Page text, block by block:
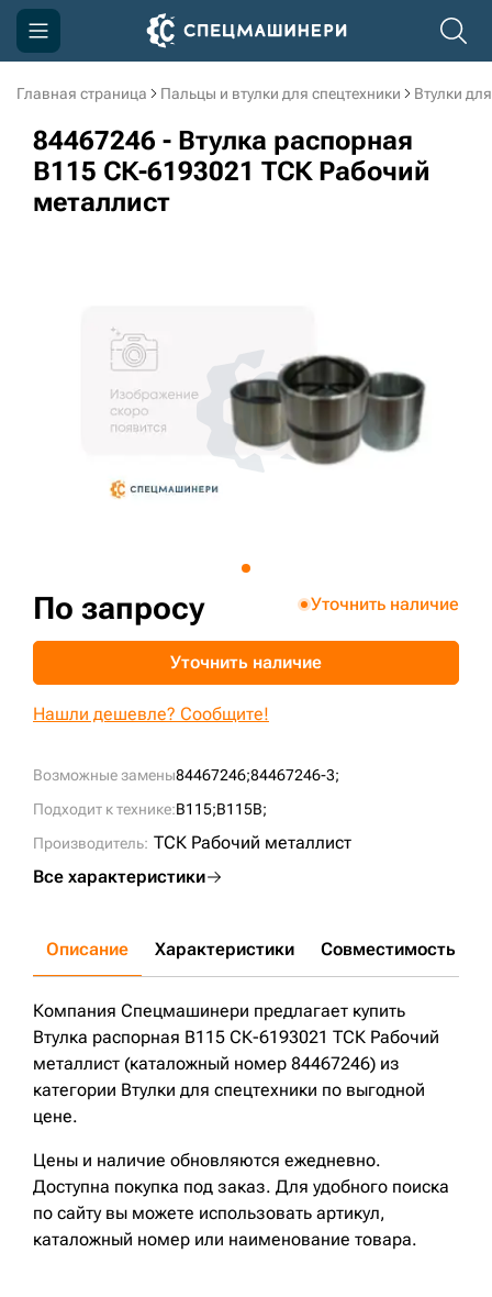
Главная страница Пальцы и втулки для спецтехники Втулки
84467246 - Втулка распорная
B115 СК-6193021 ТСК Рабочий
металлист
Возможные замены84467246;84467246-3;
Подходит к технике:B115;B115B;
Производитель: ТСК Рабочий металлист
Все характеристики
По запросу Уточнить наличие
Уточнить наличие
Нашли дешевле? Сообщите!
Описание Характеристики Совместимость
Компания Спецмашинери предлагает купить
Втулка распорная B115 СК-6193021 ТСК Рабочий
металлист (каталожный номер 84467246) из
категории Втулки для спецтехники по выгодной
цене.
Цены и наличие обновляются ежедневно.
Доступна покупка под заказ. Для удобного поиска
по сайту вы можете использовать артикул,
каталожный номер или наименование товара.
Компания
Акции
Доставка и оплата
3D тур по производству